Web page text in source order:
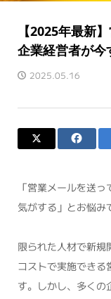
【2025年最新
企業経営者が今
2025.05.16
「営業メールを送
気がする」とお悩み
限られた人材で新規
コストで実施できる
す。しかし、多くの